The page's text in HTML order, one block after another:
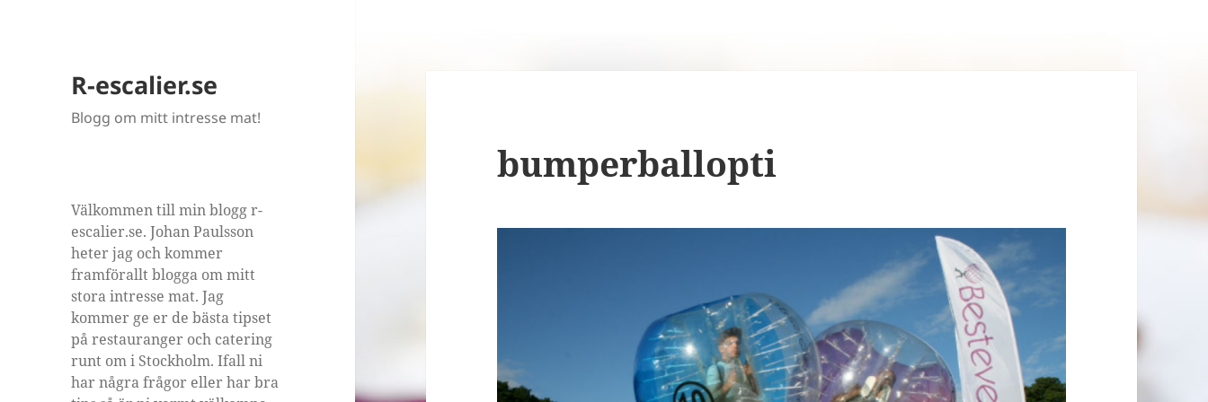
R-escalier.se
Blogg om mitt intresse mat!
Välkommen till min blogg r-
escalier.se. Johan Paulsson
heter jag och kommer
framförallt blogga om mitt
stora intresse mat. Jag
kommer ge er de bästa tipset
på restauranger och catering
runt om i Stockholm. Ifall ni
har några frågor eller har bra
bumperballopti